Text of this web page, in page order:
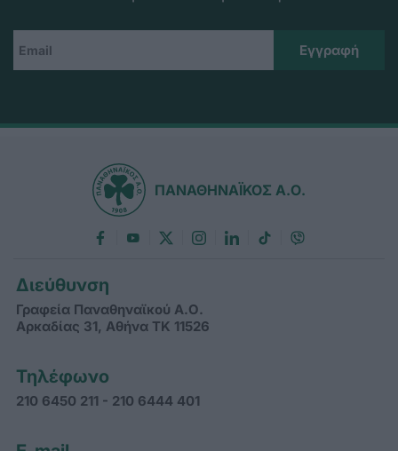
ΠΑΝΑΘΗΝΑΪΚΟΣ Α.Ο.
Διεύθυνση
Γραφεία Παναθηναϊκού Α.Ο.
Αρκαδίας 31, Αθήνα ΤΚ 11526
Τηλέφωνο
210 6450 211 - 210 6444 401